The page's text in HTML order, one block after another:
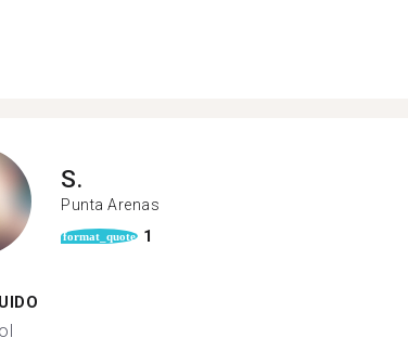
S.
Punta Arenas
format_quote 1